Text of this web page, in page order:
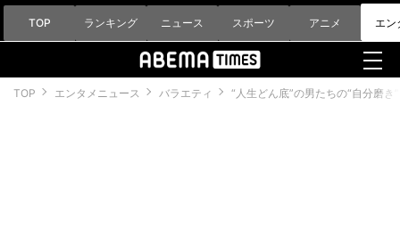
TOP ランキング ニュース スポーツ アニメ エン
TOP エンタメニュース バラエティ “人生どん底”の男たちの“自分磨